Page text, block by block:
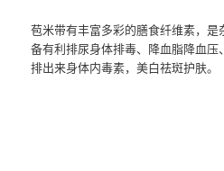
苞米带有丰富多彩的膳食纤维素，
备有利排尿身体排毒、降血脂降血
排出来身体内毒素，美白祛斑护肤。